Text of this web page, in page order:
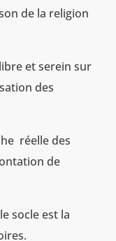
de la religion
et serein sur
des
réelle des
de
socle est la